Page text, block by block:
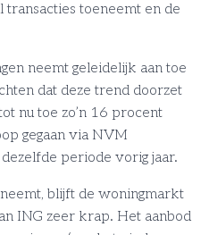
transacties toeneemt en de
neemt geleidelijk aan toe
dat deze trend doorzet
nu toe zo’n 16 procent
gegaan via NVM
periode vorig jaar.
blijft de woningmarkt
ING zeer krap. Het aanbod